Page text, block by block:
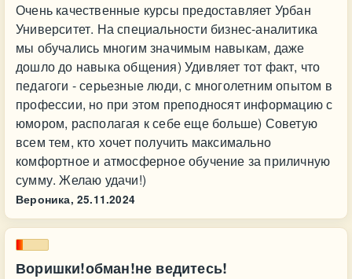
Очень качественные курсы предоставляет Урбан
Университет. На специальности бизнес-аналитика
мы обучались многим значимым навыкам, даже
дошло до навыка общения) Удивляет тот факт, что
педагоги - серьезные люди, с многолетним опытом в
профессии, но при этом преподносят информацию с
юмором, располагая к себе еще больше) Советую
всем тем, кто хочет получить максимально
комфортное и атмосферное обучение за приличную
сумму. Желаю удачи!)
Вероника, 25.11.2024
Воришки!обман!не ведитесь!